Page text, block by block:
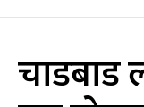
चाडबाड